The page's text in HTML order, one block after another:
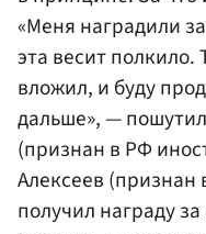
«Меня наградили
эта весит полкило.
вложил, и буду
дальше», —
(признан в РФ
Алексеев
получил награду